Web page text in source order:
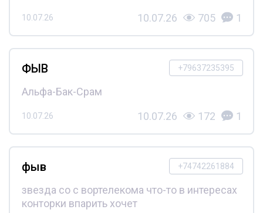
10.07.26 10.07.26 705 1
+79637235395
ФЫВ
Альфа-Бак-Срам
10.07.26 10.07.26 172 1
+74742261884
фыв
звезда со с вортелекома что-то в интересах
конторки впарить хочет